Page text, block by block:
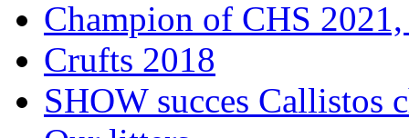
Champion of CHS
Crufts 2018
SHOW succes Callistos